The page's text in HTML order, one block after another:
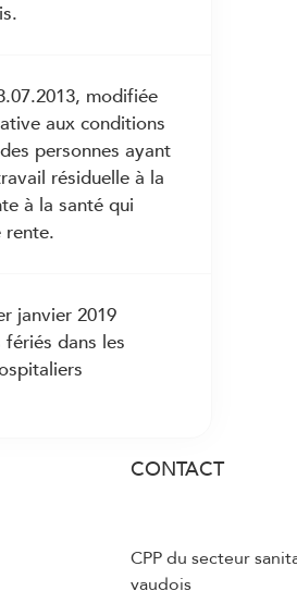
en cas de service
modifiée
aux conditions
personnes ayant
résiduelle à la
à la santé qui
rente.
janvier 2019
dans les
CONTACT
CPP du secteur
vaudois